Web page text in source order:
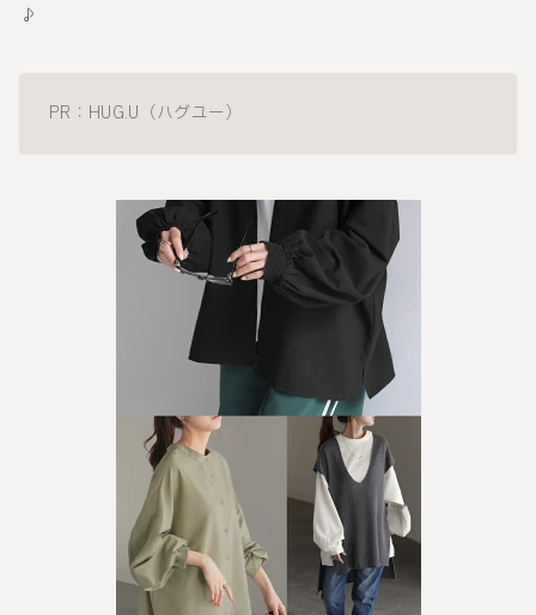
♪
PR：HUG.U（ハグユー）